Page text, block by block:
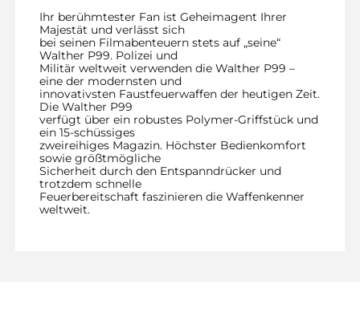
Ihr berühmtester Fan ist Geheimagent Ihrer
Majestät und verlässt sich
bei seinen Filmabenteuern stets auf „seine“
Walther P99. Polizei und
Militär weltweit verwenden die Walther P99 –
eine der modernsten und
innovativsten Faustfeuerwaffen der heutigen Zeit.
Die Walther P99
verfügt über ein robustes Polymer-Griffstück und
ein 15-schüssiges
zweireihiges Magazin. Höchster Bedienkomfort
sowie größtmögliche
Sicherheit durch den Entspanndrücker und
trotzdem schnelle
Feuerbereitschaft faszinieren die Waffenkenner
weltweit.